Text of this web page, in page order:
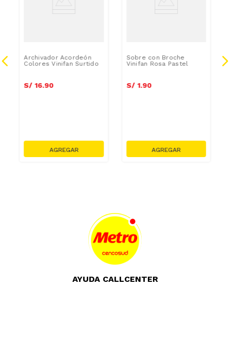
Archivador Acordeón
Colores Vinifan Surtido
S/ 16.90
Sobre con Broche
Vinifan Rosa Pastel
S/ 1.90
AYUDA CALLCENTER